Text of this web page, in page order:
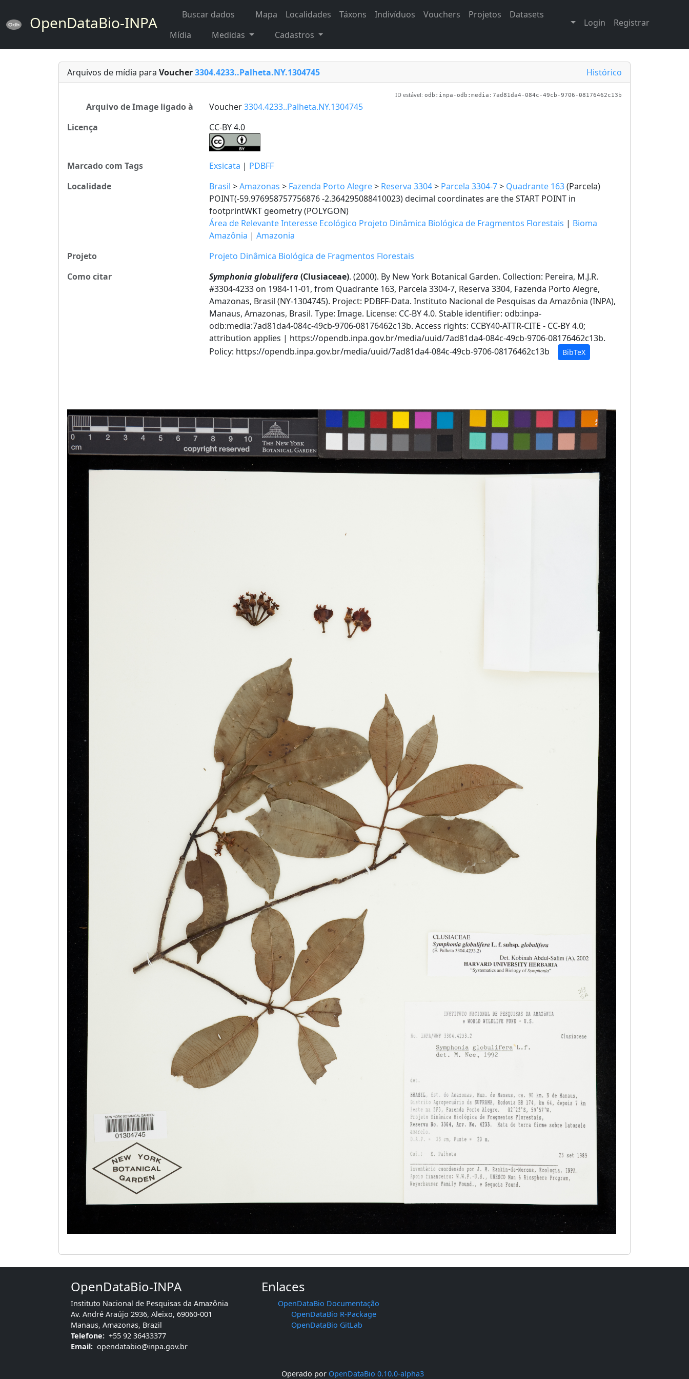
OpenDataBio-INPA Buscar dados Mapa Localidades Táxons Indivíduos Vouchers Projetos
Datasets
Mídia
Medidas Cadastros
Login Registrar
Arquivos de mídia para Voucher3304.4233..Palheta.NY.1304745 Histórico
ID estável: odb:inpa-odb:media:7ad81da4-084c-49cb-9706-08176462c13b
Arquivo de Image ligado à Voucher3304.4233..Palheta.NY.1304745
Licença
CC-BY 4.0
Marcado com Tags Exsicata | PDBFF
Localidade
Brasil >Amazonas > Fazenda Porto Alegre> Reserva 3304> Parcela 3304-7> Quadrante 163(Parcela)
POINT(-59.976958757756876 -2.364295088410023) decimal coordinates are the START POINT in
footprintWKT geometry (POLYGON)
Área de Relevante Interesse Ecológico Projeto Dinâmica Biológica de Fragmentos Florestais | Bioma
Amazônia | Amazonia
Projeto
Projeto Dinâmica Biológica de Fragmentos Florestais
Como citar
Symphonia globulifera(Clusiaceae). (2000). By New York Botanical Garden. Collection: Pereira, M.J.R.
#3304-4233 on 1984-11-01, from Quadrante 163, Parcela 3304-7, Reserva 3304, Fazenda Porto Alegre,
Amazonas, Brasil (NY-1304745). Project: PDBFF-Data. Instituto Nacional de Pesquisas da Amazônia (INPA),
Manaus, Amazonas, Brasil. Type: Image. License: CC-BY 4.0. Stable identifier: odb:inpa-
odb:media:7ad81da4-084c-49cb-9706-08176462c13b. Access rights: CCBY40-ATTR-CITE - CC-BY 4.0;
attribution applies | https://opendb.inpa.gov.br/media/uuid/7ad81da4-084c-49cb-9706-08176462c13b.
Policy: https://opendb.inpa.gov.br/media/uuid/7ad81da4-084c-49cb-9706-08176462c13b
BibTeX
OpenDataBio-INPA
Instituto Nacional de Pesquisas da Amazônia
Av. André Araújo 2936, Aleixo, 69060-001
Manaus, Amazonas, Brazil
Telefone: +55 92 36433377
Email: opendatabio@inpa.gov.br
Enlaces
OpenDataBio Documentação
OpenDataBio R-Package
OpenDataBio GitLab
Operado por OpenDataBio 0.10.0-alpha3